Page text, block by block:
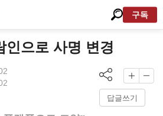
구독
인으로 사명 변경
답글쓰기